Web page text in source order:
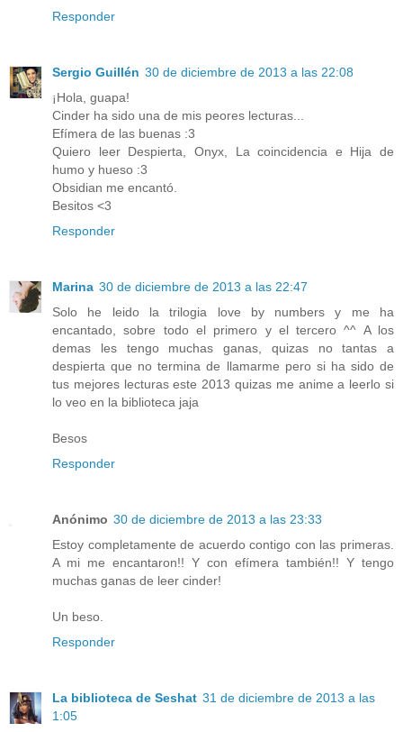
Responder
Sergio Guillén 30 de diciembre de 2013 a las 22:08
¡Hola, guapa!
Cinder ha sido una de mis peores lecturas...
Efímera de las buenas :3
Quiero leer Despierta, Onyx, La coincidencia e Hija de
humo y hueso :3
Obsidian me encantó.
Besitos <3
Responder
Marina 30 de diciembre de 2013 a las 22:47
Solo he leido la trilogia love by numbers y me ha
encantado, sobre todo el primero y el tercero ^^ A los
demas les tengo muchas ganas, quizas no tantas a
despierta que no termina de llamarme pero si ha sido de
tus mejores lecturas este 2013 quizas me anime a leerlo si
lo veo en la biblioteca jaja
Besos
Responder
Anónimo 30 de diciembre de 2013 a las 23:33
Estoy completamente de acuerdo contigo con las primeras.
A mi me encantaron!! Y con efímera también!! Y tengo
muchas ganas de leer cinder!
Un beso.
Responder
La biblioteca de Seshat 31 de diciembre de 2013 a las
1:05